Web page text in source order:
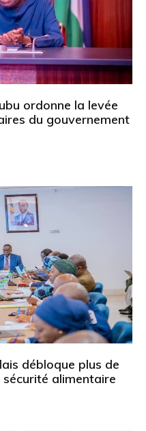
ordonne la levée
du gouvernement
débloque plus de
alimentaire